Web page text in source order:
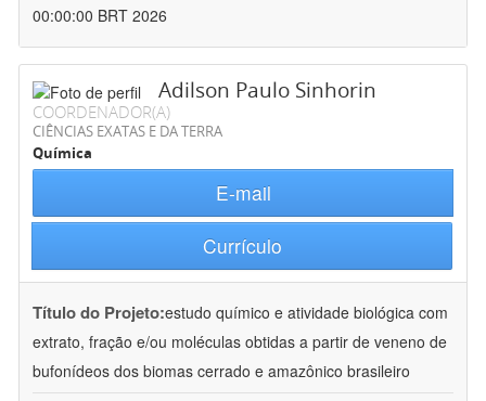
00:00:00 BRT 2026
Adilson Paulo Sinhorin
COORDENADOR(A)
CIÊNCIAS EXATAS E DA TERRA
Química
E-mail
Currículo
Título do Projeto:estudo químico e atividade biológica com
extrato, fração e/ou moléculas obtidas a partir de veneno de
bufonídeos dos biomas cerrado e amazônico brasileiro